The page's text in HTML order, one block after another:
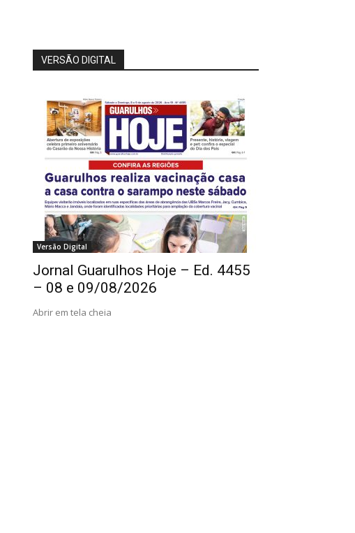
VERSÃO DIGITAL
Versão Digital
Jornal Guarulhos Hoje – Ed. 4455
– 08 e 09/08/2026
Abrir em tela cheia